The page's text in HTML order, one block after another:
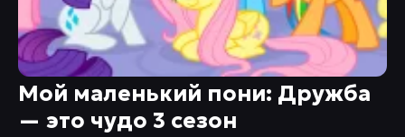
Мой маленький пони: Дружба
— это чудо 3 сезон